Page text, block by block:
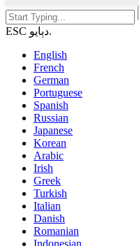
ESC دٻايو.
English
French
German
Portuguese
Spanish
Russian
Japanese
Korean
Arabic
Irish
Greek
Turkish
Italian
Danish
Romanian
Indonesian